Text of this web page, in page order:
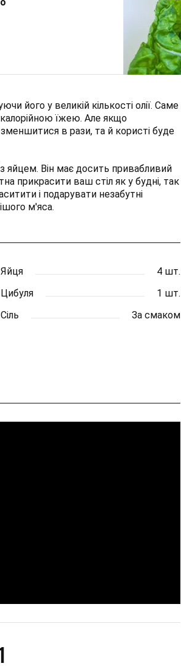
його у великій кількості олії. Саме
їжею. Але якщо
в рази, та й користі буде
яйцем. Він має досить привабливий
прикрасити ваш стіл як у будні, так
і подарувати незабутні
м'яса.
Яйця
4 шт.
Цибуля
1 шт.
Сіль
За смаком